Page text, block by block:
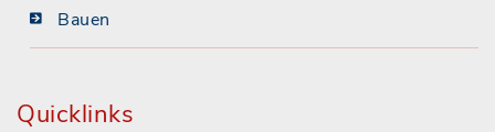
Bauen
Quicklinks